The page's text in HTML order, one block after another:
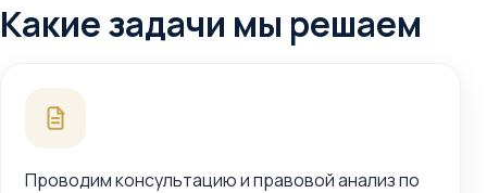
Какие задачи мы решаем
Проводим консультацию и правовой анализ по